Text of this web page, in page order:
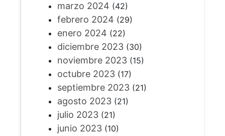
marzo 2024 (42)
febrero 2024 (29)
enero 2024 (22)
diciembre 2023(30)
noviembre 2023(15)
octubre 2023(17)
septiembre 2023(21)
agosto 2023(21)
julio 2023(21)
junio 2023(10)